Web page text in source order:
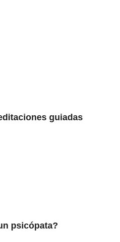
guiadas
psicópata?